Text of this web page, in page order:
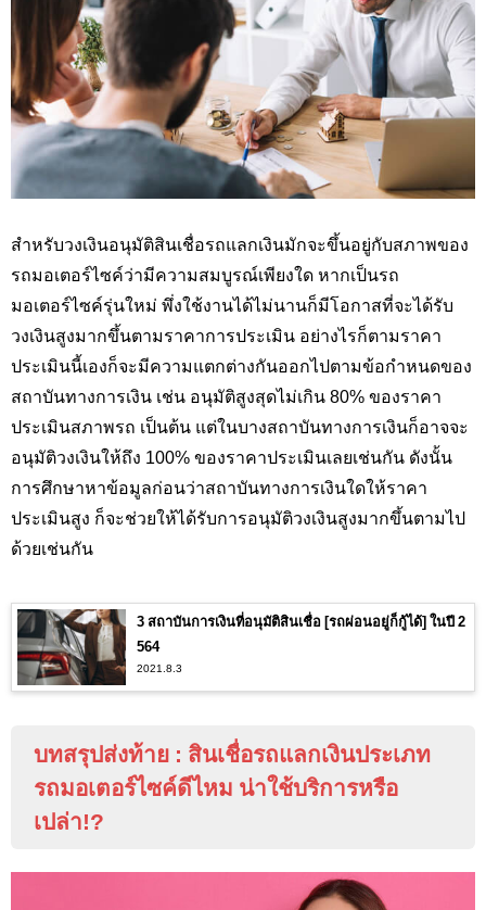
สำหรับวงเงินอนุมัติสินเชื่อรถแลกเงินมักจะขึ้นอยู่กับสภาพของ
รถมอเตอร์ไซค์ว่ามีความสมบูรณ์เพียงใด หากเป็นรถ
มอเตอร์ไซค์รุ่นใหม่ พึ่งใช้งานได้ไม่นานก็มีโอกาสที่จะได้รับ
วงเงินสูงมากขึ้นตามราคาการประเมิน อย่างไรก็ตามราคา
ประเมินนี้เองก็จะมีความแตกต่างกันออกไปตามข้อกำหนดของ
สถาบันทางการเงิน เช่น อนุมัติสูงสุดไม่เกิน 80% ของราคา
ประเมินสภาพรถ เป็นต้น แต่ในบางสถาบันทางการเงินก็อาจจะ
อนุมัติวงเงินให้ถึง 100% ของราคาประเมินเลยเช่นกัน ดังนั้น
การศึกษาหาข้อมูลก่อนว่าสถาบันทางการเงินใดให้ราคา
ประเมินสูง ก็จะช่วยให้ได้รับการอนุมัติวงเงินสูงมากขึ้นตามไป
ด้วยเช่นกัน
3 สถาบันการเงินที่อนุมัติสินเชื่อ [รถผ่อนอยู่ก็กู้ได้] ในปี 2
564
2021.8.3
บทสรุปส่งท้าย : สินเชื่อรถแลกเงินประเภท
รถมอเตอร์ไซค์ดีไหม น่าใช้บริการหรือ
เปล่า!?